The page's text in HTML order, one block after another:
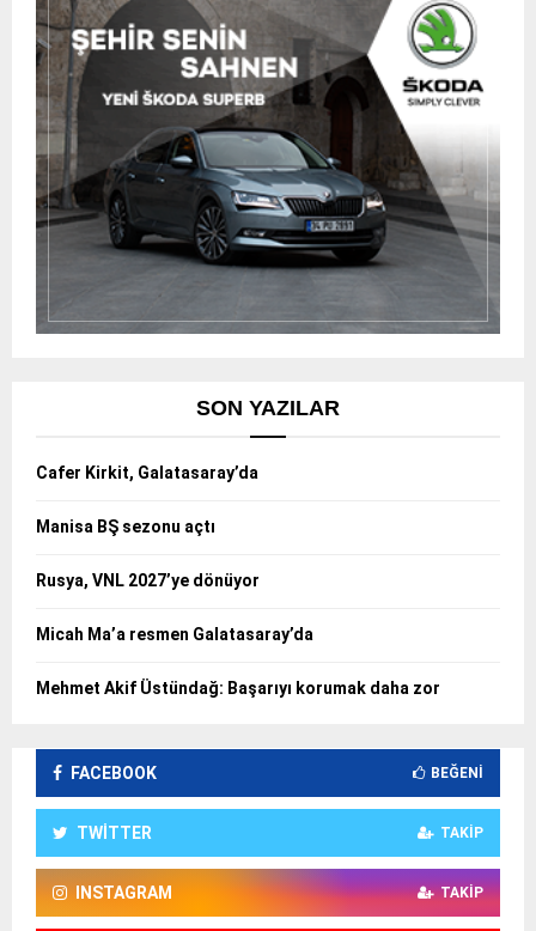
SON YAZILAR
Cafer Kirkit, Galatasaray’da
Manisa BŞ sezonu açtı
Rusya, VNL 2027’ye dönüyor
Micah Ma’a resmen Galatasaray’da
Mehmet Akif Üstündağ: Başarıyı korumak daha zor
FACEBOOK BEĞENI
TWITTER TAKIP
INSTAGRAM TAKIP